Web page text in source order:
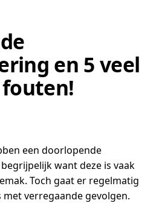
en 5 veel
een doorlopende
want deze is vaak
Toch gaat er regelmatig
verregaande gevolgen.